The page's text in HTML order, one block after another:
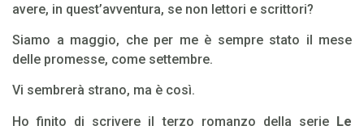
avere, in quest’avventura, se non lettori e scrittori?
Siamo a maggio, che per me è sempre stato il mese
delle promesse, come settembre.
Vi sembrerà strano, ma è così.
Ho finito di scrivere il terzo romanzo della serie Le